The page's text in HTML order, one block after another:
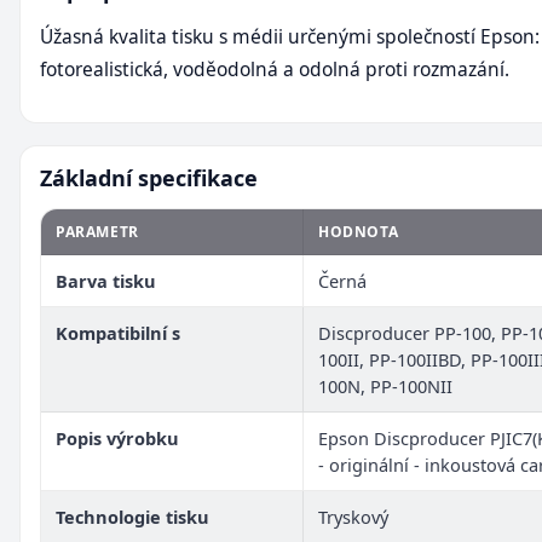
Úžasná kvalita tisku s médii určenými společností Epson:
fotorealistická, voděodolná a odolná proti rozmazání.
Základní specifikace
PARAMETR HODNOTA
Barva tisku Černá
Kompatibilní s
Discproducer PP-100, PP-
100II, PP-100IIBD, PP-
100N, PP-100NII
Popis výrobku
Epson Discproducer
- originální - inkoustová
Technologie tisku Tryskový